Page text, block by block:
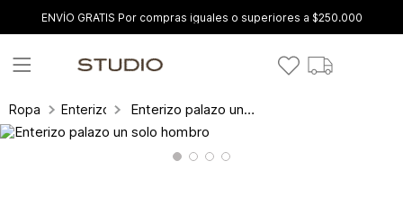
ENVÍO GRATIS Por compras iguales o superiores a $250.000
Ropa Enterizos y conjuntos Enterizo palazo un solo hombro